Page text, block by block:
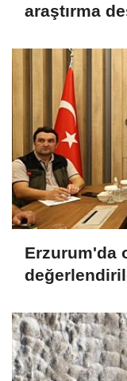
araştırma
Erzurum'da